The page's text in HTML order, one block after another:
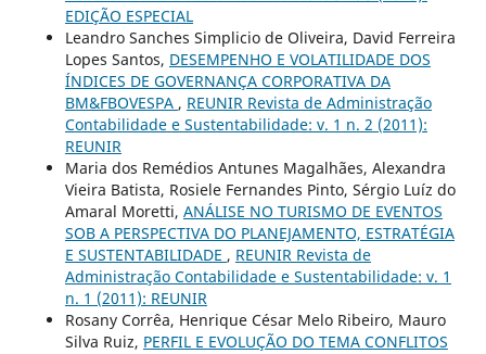
EDIÇÃO ESPECIAL
Leandro Sanches Simplicio de Oliveira, David Ferreira
Lopes Santos, DESEMPENHO E VOLATILIDADE DOS
ÍNDICES DE GOVERNANÇA CORPORATIVA DA
BM&FBOVESPA , REUNIR Revista de Administração
Contabilidade e Sustentabilidade: v. 1 n. 2 (2011):
REUNIR
Maria dos Remédios Antunes Magalhães, Alexandra
Vieira Batista, Rosiele Fernandes Pinto, Sérgio Luíz do
Amaral Moretti, ANÁLISE NO TURISMO DE EVENTOS
SOB A PERSPECTIVA DO PLANEJAMENTO, ESTRATÉGIA
E SUSTENTABILIDADE , REUNIR Revista de
Administração Contabilidade e Sustentabilidade: v. 1
n. 1 (2011): REUNIR
Rosany Corrêa, Henrique César Melo Ribeiro, Mauro
Silva Ruiz, PERFIL E EVOLUÇÃO DO TEMA CONFLITOS